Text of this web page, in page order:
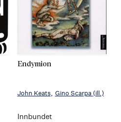
Endymion
John Keats Gino Scarpa (ill.)
Innbundet